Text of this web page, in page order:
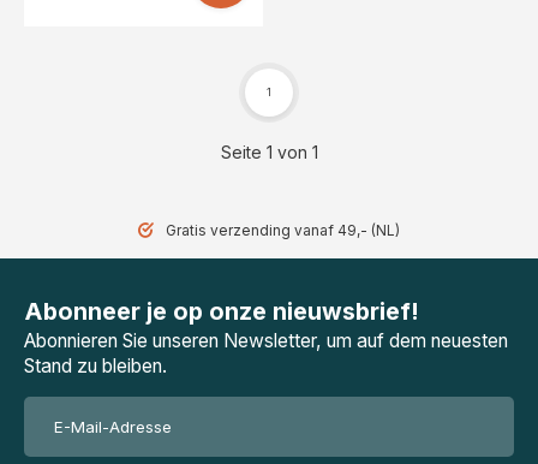
Seite 1 von 1
1
Gratis verzending vanaf 49,- (NL)
Abonneer je op onze nieuwsbrief!
Abonnieren Sie unseren Newsletter, um auf dem neuesten
Stand zu bleiben.